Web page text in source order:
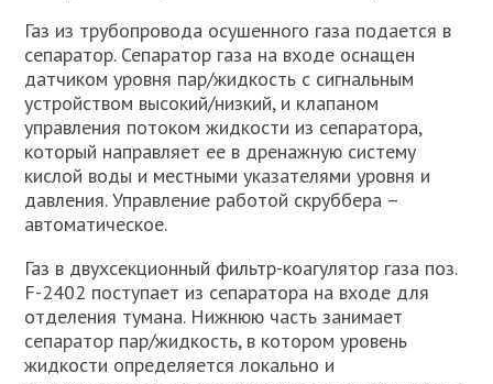
Газ из трубопровода осушенного газа подается в
сепаратор. Сепаратор газа на входе оснащен
датчиком уровня пар/жидкость с сигнальным
устройством высокий/низкий, и клапаном
управления потоком жидкости из сепаратора,
который направляет ее в дренажную систему
кислой воды и местными указателями уровня и
давления. Управление работой скруббера –
автоматическое.
Газ в двухсекционный фильтр-коагулятор газа поз.
F-2402 поступает из сепаратора на входе для
отделения тумана. Нижнюю часть занимает
сепаратор пар/жидкость, в котором уровень
жидкости определяется локально и